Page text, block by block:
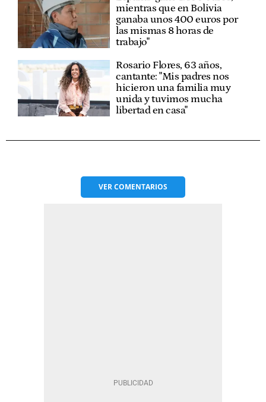
mientras que en Bolivia
ganaba unos 400 euros por
las mismas 8 horas de
trabajo"
Rosario Flores, 63 años,
cantante: "Mis padres nos
hicieron una familia muy
unida y tuvimos mucha
libertad en casa"
VERCOMENTARIOS